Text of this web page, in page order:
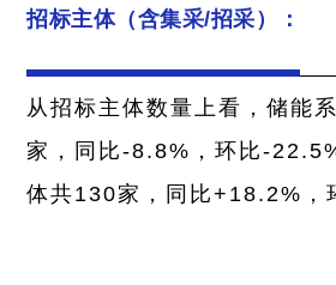
招标主体（含集采/招采）：
从招标主体数量上看，储能
家，同比-8.8%，环比-
体共130家，同比+18.2%，